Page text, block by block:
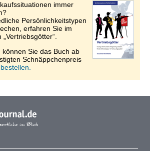
immer
Persönlichkeitstypen
erfahren Sie im
Sie das Buch ab
Schnäppchenpreis